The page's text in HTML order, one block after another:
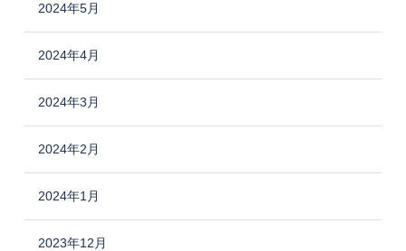
2024年5月
2024年4月
2024年3月
2024年2月
2024年1月
2023年12月